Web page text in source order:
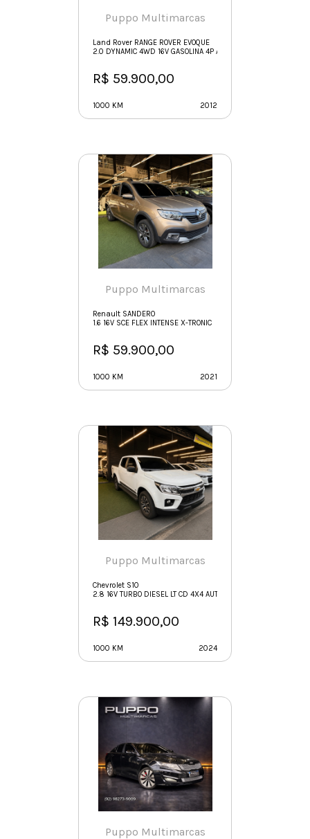
Puppo Multimarcas
Land Rover RANGE ROVER EVOQUE
2.0 DYNAMIC 4WD 16V GASOLINA 4P AUTOMÁTICO
R$ 59.900,00
1000 KM 2012
Puppo Multimarcas
Renault SANDERO
1.6 16V SCE FLEX INTENSE X-TRONIC
R$ 59.900,00
1000 KM 2021
Puppo Multimarcas
Chevrolet S10
2.8 16V TURBO DIESEL LT CD 4X4 AUTOMÁTICO
R$ 149.900,00
1000 KM 2024
Puppo Multimarcas